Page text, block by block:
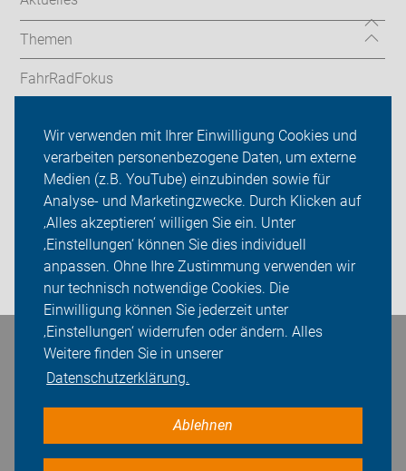
Wir verwenden mit Ihrer Einwilligung Cookies und
verarbeiten personenbezogene Daten, um externe
Medien (z.B. YouTube) einzubinden sowie für
Analyse- und Marketingzwecke. Durch Klicken auf
‚Alles akzeptieren‘ willigen Sie ein. Unter
‚Einstellungen‘ können Sie dies individuell
anpassen. Ohne Ihre Zustimmung verwenden wir
nur technisch notwendige Cookies. Die
Einwilligung können Sie jederzeit unter
‚Einstellungen‘ widerrufen oder ändern. Alles
Weitere finden Sie in unserer
Datenschutzerklärung.
Ablehnen
Themen
FahrRadFokus
Service-Angebote
ADFC Saarland
Sei dabei
Login
Bleiben Sie in Kontakt